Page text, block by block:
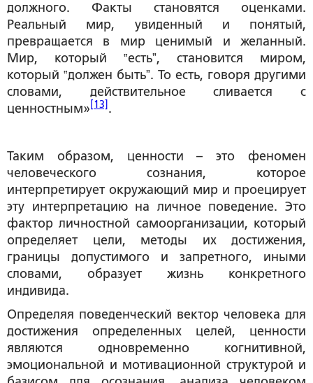
должного. Факты становятся оценками.
Реальный мир, увиденный и понятый,
превращается в мир ценимый и желанный.
Мир, который ‟естьˮ, становится миром,
который ‟должен бытьˮ. То есть, говоря другими
словами, действительное сливается с
ценностным» [13] .
Таким образом, ценности – это феномен
человеческого сознания, которое
интерпретирует окружающий мир и проецирует
эту интерпретацию на личное поведение. Это
фактор личностной самоорганизации, который
определяет цели, методы их достижения,
границы допустимого и запретного, иными
словами, образует жизнь конкретного
индивида.
Определяя поведенческий вектор человека для
достижения определенных целей, ценности
являются одновременно когнитивной,
эмоциональной и мотивационной структурой и